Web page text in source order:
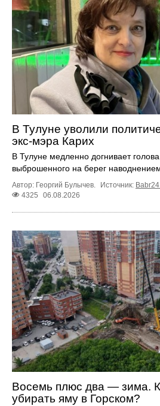
В Тулуне уволили
экс-мэра Карих
В Тулуне медленно догнивает
выброшенного на берег
Автор: Георгий Булычев. Источник:
4325
06.08.2026
Восемь плюс два — зима.
убирать яму в Горском?